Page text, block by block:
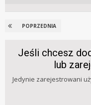
POPRZEDNIA
Jeśli chcesz
lub
Jedynie zarejestrowani